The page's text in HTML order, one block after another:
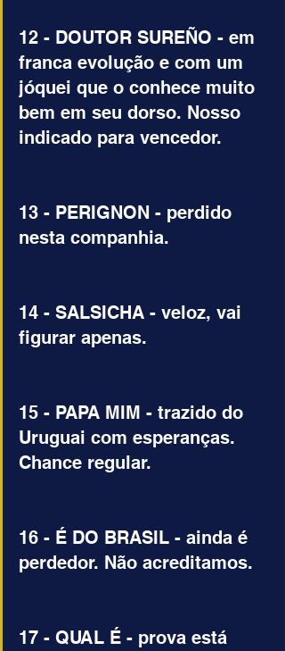
12 - DOUTOR SUREÑO - em
franca evolução e com um
jóquei que o conhece muito
bem em seu dorso. Nosso
indicado para vencedor.
13 - PERIGNON - perdido
nesta companhia.
14 - SALSICHA - veloz, vai
figurar apenas.
15 - PAPA MIM - trazido do
Uruguai com esperanças.
Chance regular.
16 - É DO BRASIL - ainda é
perdedor. Não acreditamos.
17 - QUAL É - prova está